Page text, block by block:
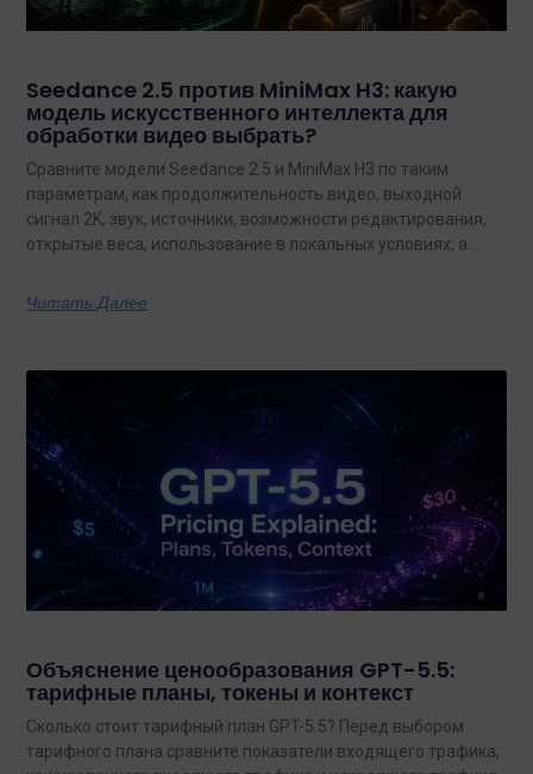
Seedance 2.5 против MiniMax H3: какую
модель искусственного интеллекта для
обработки видео выбрать?
Сравните модели Seedance 2.5 и MiniMax H3 по таким
параметрам, как продолжительность видео, выходной
сигнал 2K, звук, источники, возможности редактирования,
открытые веса, использование в локальных условиях, а
конкретных задач на сегодняшний день.
Читать Далее
Объяснение ценообразования GPT-5.5:
тарифные планы, токены и контекст
Сколько стоит тарифный план GPT-5.5? Перед выбором
тарифного плана сравните показатели входящего трафика,